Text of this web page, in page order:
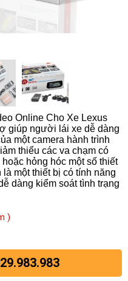
Online Cho Xe Lexus
giúp người lái xe dễ dàng
một camera hành trình
thiểu các va chạm có
hỏng hóc một số thiết
một thiết bị có tính năng
dàng kiểm soát tình trạng
)